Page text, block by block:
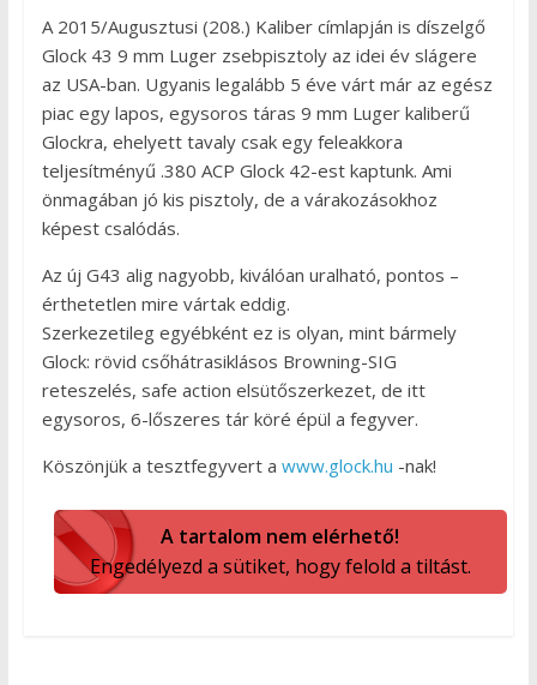
A 2015/Augusztusi (208.) Kaliber címlapján is díszelgő
Glock 43 9 mm Luger zsebpisztoly az idei év slágere
az USA-ban. Ugyanis legalább 5 éve várt már az egész
piac egy lapos, egysoros táras 9 mm Luger kaliberű
Glockra, ehelyett tavaly csak egy feleakkora
teljesítményű .380 ACP Glock 42-est kaptunk. Ami
önmagában jó kis pisztoly, de a várakozásokhoz
képest csalódás.
Az új G43 alig nagyobb, kiválóan uralható, pontos –
érthetetlen mire vártak eddig.
Szerkezetileg egyébként ez is olyan, mint bármely
Glock: rövid csőhátrasiklásos Browning-SIG
reteszelés, safe action elsütőszerkezet, de itt
egysoros, 6-lőszeres tár köré épül a fegyver.
Köszönjük a tesztfegyvert a www.glock.hu -nak!
A tartalom nem elérhető!
Engedélyezd a sütiket, hogy felold a tiltást.